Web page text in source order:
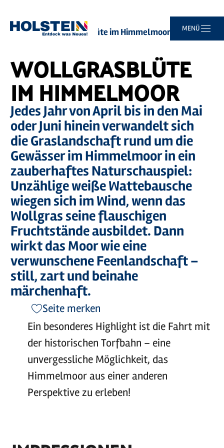
Hauptinhalt
Suche
Navigation
Footer
MENÜ
Sie
Startseite Wollgrasblüte im Himmelmoor
WOLLGRASBLÜTE
IM HIMMELMOOR
Jedes Jahr von April bis in den Mai
oder Juni hinein verwandelt sich
die Graslandschaft rund um die
Gewässer im Himmelmoor in ein
zauberhaftes Naturschauspiel:
Unzählige weiße Wattebausche
wiegen sich im Wind, wenn das
Wollgras seine flauschigen
Fruchtstände ausbildet. Dann
wirkt das Moor wie eine
verwunschene Feenlandschaft –
still, zart und beinahe
märchenhaft.
Seite merken
Ein besonderes Highlight ist die Fahrt mit
der historischen Torfbahn – eine
unvergessliche Möglichkeit, das
Himmelmoor aus einer anderen
Perspektive zu erleben!